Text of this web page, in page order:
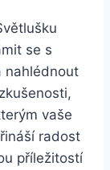
se s
nahlédnout‍
‌vaše
radost
příležitostí